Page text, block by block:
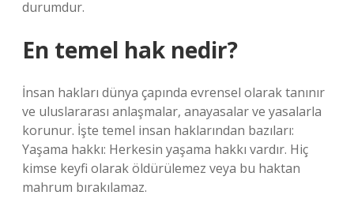
durumdur.
En temel hak nedir?
İnsan hakları dünya çapında evrensel olarak tanınır
ve uluslararası anlaşmalar, anayasalar ve yasalarla
korunur. İşte temel insan haklarından bazıları:
Yaşama hakkı: Herkesin yaşama hakkı vardır. Hiç
kimse keyfi olarak öldürülemez veya bu haktan
mahrum bırakılamaz.